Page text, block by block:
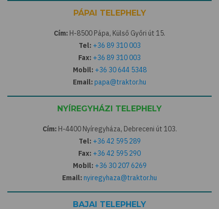
PÁPAI TELEPHELY
Cím: H-8500 Pápa, Külső Győri út 15.
Tel: +36 89 310 003
Fax: +36 89 310 003
Mobil: +36 30 644 5348
Email: papa@traktor.hu
NYÍREGYHÁZI TELEPHELY
Cím: H-4400 Nyíregyháza, Debreceni út 103.
Tel: +36 42 595 289
Fax: +36 42 595 290
Mobil: +36 30 207 6269
Email: nyiregyhaza@traktor.hu
BAJAI TELEPHELY